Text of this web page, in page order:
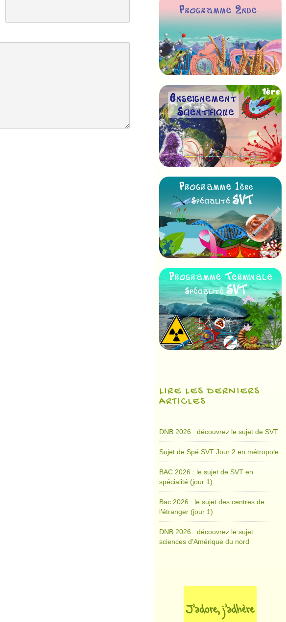
LIRE LES DERNIERS
ARTICLES
DNB 2026 : découvrez le sujet de SVT
Sujet de Spé SVT Jour 2 en métropole
BAC 2026 : le sujet de SVT en
spécialité (jour 1)
Bac 2026 : le sujet des centres de
l’étranger (jour 1)
DNB 2026 : découvrez le sujet
sciences d’Amérique du nord